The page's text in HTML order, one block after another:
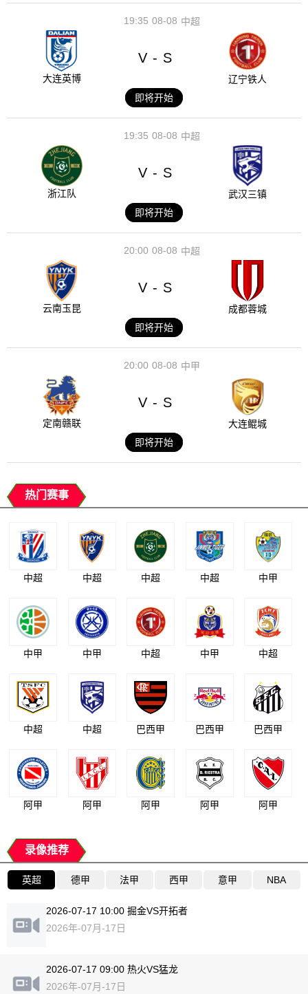
08-08
19:35 中超
大连英博
V - S
辽宁铁人
即将开始
08-08
19:35 中超
浙江队
V - S
武汉三镇
即将开始
08-08
20:00 中超
云南玉昆
V - S
成都蓉城
即将开始
08-08
20:00 中甲
定南赣联
V - S
大连鲲城
即将开始
热门赛事
中超 中超 中超 中超 中甲
中甲 中甲 中超 中甲 中超
中超 中超 巴西甲 巴西甲 巴西甲
阿甲 阿甲 阿甲 阿甲 阿甲
录像推荐
英超 德甲 法甲 西甲 意甲 NBA
2026-07-17 10:00 掘金VS开拓者
2026年-07月-17日
2026-07-17 09:00 热火VS猛龙
2026年-07月-17日